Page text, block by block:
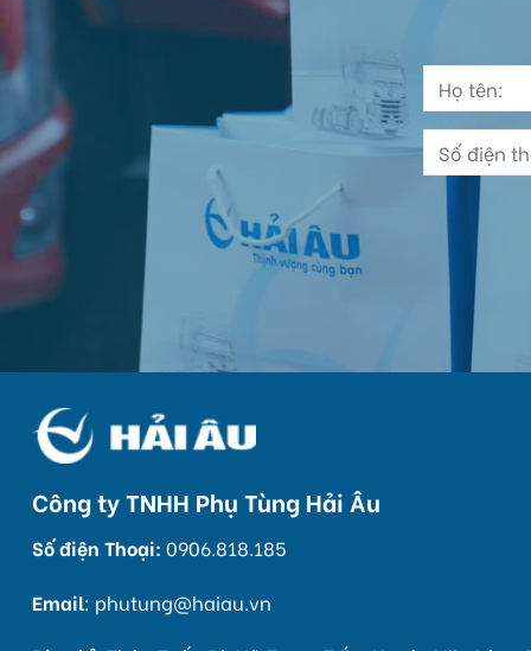
Công ty TNHH Phụ Tùng Hải Âu
Số điện Thoại: 0906.818.185
Email: phutung@haiau.vn